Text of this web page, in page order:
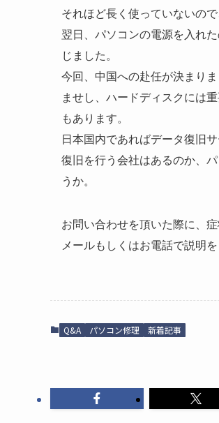
それほど長く使っていないの
翌日、パソコンの電源を入れ
じました。
今回、中国への赴任が決まり
ませし、ハードディスクには
もあります。
日本国内であればデータ復旧
復旧を行う会社はあるのか、
うか。
お問い合わせを頂いた際に、
メールもしくはお電話で説明
Q&A パソコン修理 新着記事